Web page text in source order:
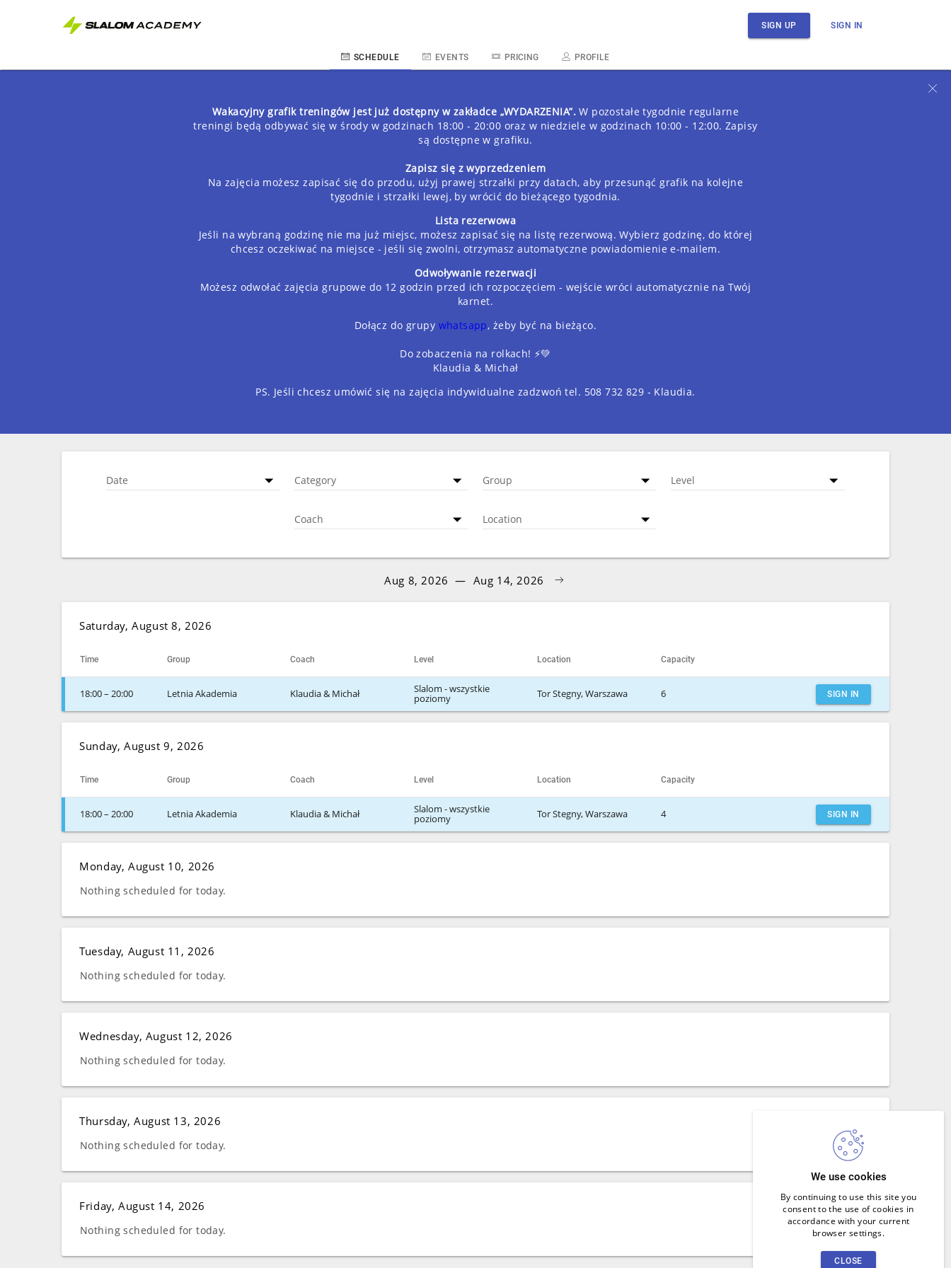
We use cookies
By continuing to use this site you
consent to the use of cookies in
accordance with your current
browser settings.
CLOSE
SIGN UP SIGN IN
SCHEDULE EVENTS PRICING PROFILE
Wakacyjny grafik treningów jest już dostępny w zakładce „WYDARZENIA”.W pozostałe tygodnie regularne
treningi będą odbywać się w środy w godzinach 18:00 - 20:00 oraz w niedziele w godzinach 10:00 - 12:00. Zapisy
są dostępne w grafiku.
Zapisz się z wyprzedzeniem
Na zajęcia możesz zapisać się do przodu, użyj prawej strzałki przy datach, aby przesunąć grafik na kolejne
tygodnie i strzałki lewej, by wrócić do bieżącego tygodnia.
Lista rezerwowa
Jeśli na wybraną godzinę nie ma już miejsc, możesz zapisać się na listę rezerwową. Wybierz godzinę, do której
chcesz oczekiwać na miejsce - jeśli się zwolni, otrzymasz automatyczne powiadomienie e-mailem.
Odwoływanie rezerwacji
Możesz odwołać zajęcia grupowe do 12 godzin przed ich rozpoczęciem - wejście wróci automatycznie na Twój
karnet.
Dołącz do grupy whatsapp, żeby być na bieżąco.
Do zobaczenia na rolkach! ⚡️💚
Klaudia & Michał
PS. Jeśli chcesz umówić się na zajęcia indywidualne zadzwoń tel. 508 732 829 - Klaudia.
Date Category Group Level
Coach Location
Aug 8, 2026 — Aug 14, 2026
Saturday, August 8, 2026
Time Group Coach Level Location Capacity
18:00 – 20:00 Letnia Akademia Klaudia & Michał
Slalom - wszystkie
poziomy
Tor Stegny, Warszawa 6 SIGN IN
Sunday, August 9, 2026
Time Group Coach Level Location Capacity
18:00 – 20:00 Letnia Akademia Klaudia & Michał
Slalom - wszystkie
poziomy
Tor Stegny, Warszawa 4 SIGN IN
Monday, August 10, 2026
Nothing scheduled for today.
Tuesday, August 11, 2026
Nothing scheduled for today.
Wednesday, August 12, 2026
Nothing scheduled for today.
Thursday, August 13, 2026
Nothing scheduled for today.
Friday, August 14, 2026
Nothing scheduled for today.